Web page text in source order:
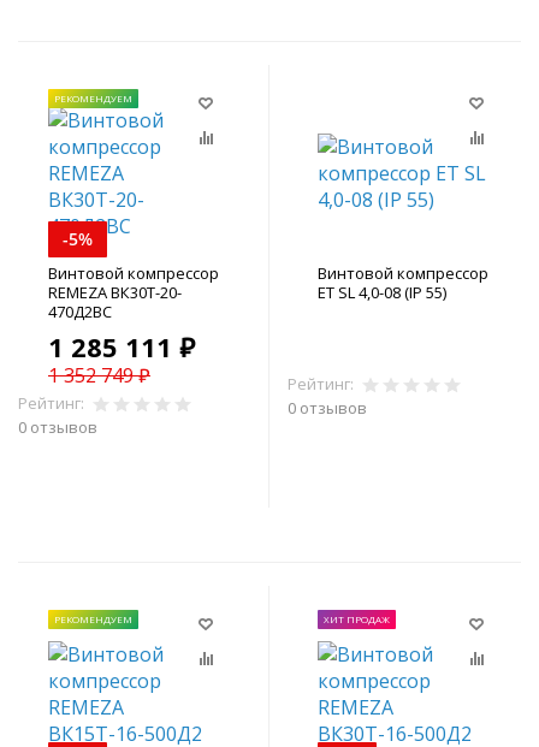
РЕКОМЕНДУЕМ
-5%
Винтовой компрессор
REMEZA ВК30Т-20-
470Д2ВС
1 285 111 ₽
1 352 749 ₽
Рейтинг:
0 отзывов
Винтовой компрессор
ET SL 4,0-08 (IP 55)
Рейтинг:
0 отзывов
РЕКОМЕНДУЕМ ХИТ ПРОДАЖ